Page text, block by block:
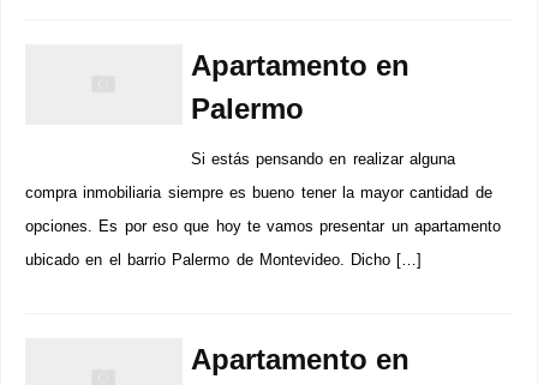
Apartamento en
Palermo
Si estás pensando en realizar alguna
compra inmobiliaria siempre es bueno tener la mayor cantidad de
opciones. Es por eso que hoy te vamos presentar un apartamento
ubicado en el barrio Palermo de Montevideo. Dicho […]
Apartamento en